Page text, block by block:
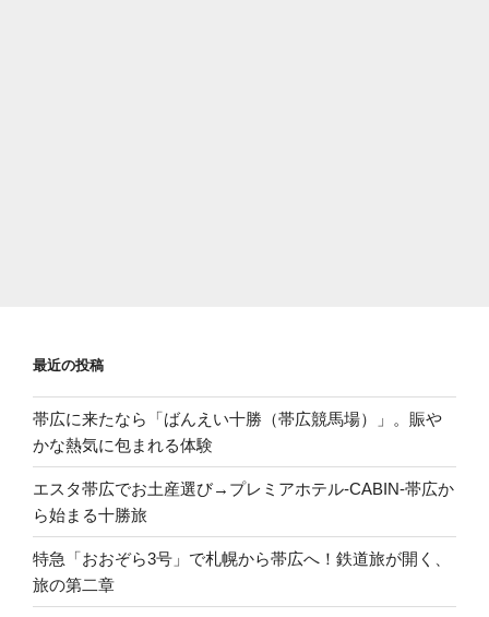
最近の投稿
帯広に来たなら「ばんえい十勝（帯広競馬場）」。賑や
かな熱気に包まれる体験
エスタ帯広でお土産選び→プレミアホテル-CABIN-帯広か
ら始まる十勝旅
特急「おおぞら3号」で札幌から帯広へ！鉄道旅が開く、
旅の第二章